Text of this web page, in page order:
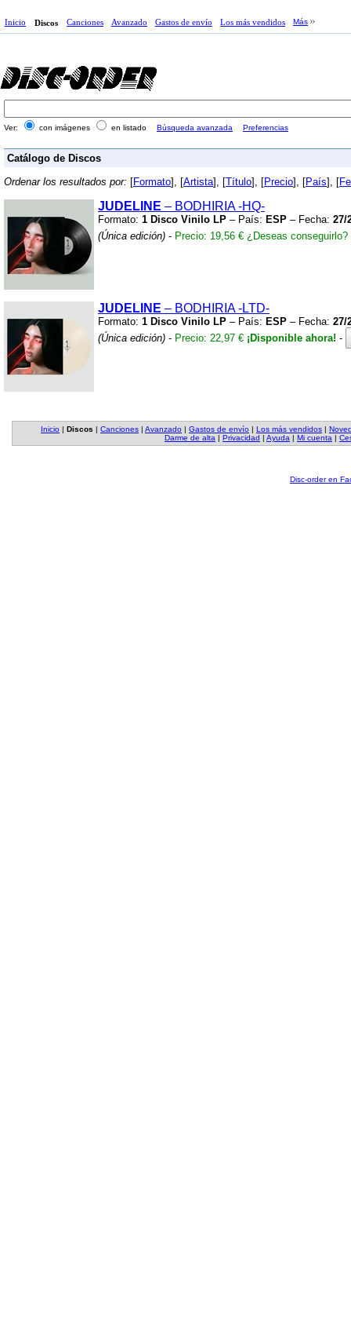
Inicio Discos Canciones Avanzado Gastos de envío Los más vendidos Más
Ver: con imágenes en listado Búsqueda avanzada Preferencias
Catálogo de Discos
Ordenar los resultados por: [Formato], [Artista], [Título], [Precio], [País], [
JUDELINE – BODHIRIA-HQ-
Formato: 1 Disco Vinilo LP – País: ESP – Fecha: 27/
(Única edición) - Precio: 19,56 € ¿Deseas conseguirlo?
JUDELINE – BODHIRIA-LTD-
Formato: 1 Disco Vinilo LP – País: ESP – Fecha: 27/
(Única edición) - Precio: 22,97 € ¡Disponible ahora! -
Inicio | Discos | Canciones | Avanzado | Gastos de envío | Los más vendidos |
Darme de alta | Privacidad | Ayuda | Mi cuenta |
Disc-order en